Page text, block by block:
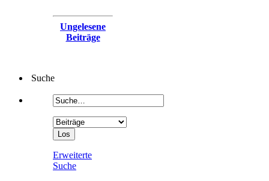
Ungelesene
Beiträge
Suche
Erweiterte
Suche